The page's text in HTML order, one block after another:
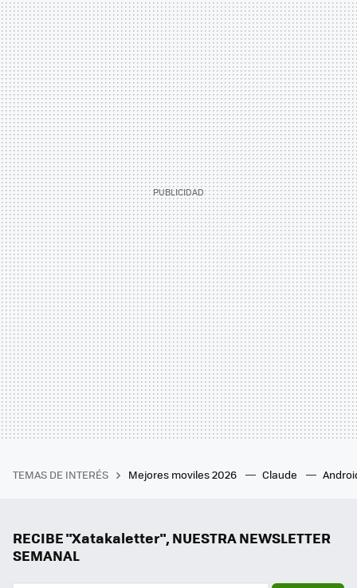
TEMAS DE INTERÉS Mejores moviles 2026 Claude
RECIBE "Xatakaletter", NUESTRA NEWSLETTER
SEMANAL